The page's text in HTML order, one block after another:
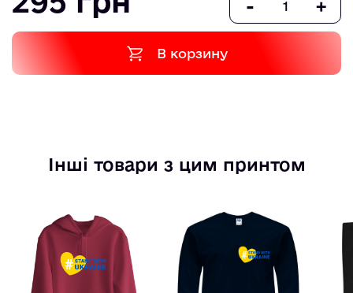
- +
В корзину
Інші товари з цим принтом